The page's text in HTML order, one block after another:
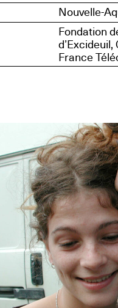
Nouvelle-
Fondation
France